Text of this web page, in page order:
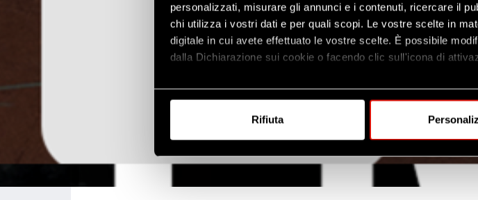
personalizzati, misurare gli annunci e i contenuti, ricercare il
chi utilizza i vostri dati e per quali scopi. Le vostre scelte in
digitale in cui avete effettuato le vostre scelte. È possibile
dalla Dichiarazione sui cookie o facendo clic sull'icona di
Con il tuo consenso, vorremmo anche:
Identificare il tuo dispositivo, scansionandolo
digitali).
Approfondisci come vengono elaborati i tuoi dati personali e
modificare o ritirare il tuo consenso in qualsiasi momento dalla
Rifiuta